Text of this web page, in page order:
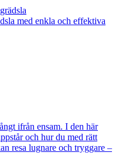
med enkla och effektiva
ifrån ensam. I den här
och hur du med rätt
resa lugnare och tryggare –